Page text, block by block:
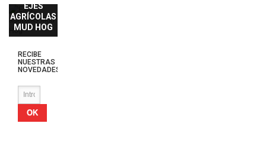
EJES
AGRÍCOLAS
MUD HOG
RECIBE
NUESTRAS
NOVEDADES
OK